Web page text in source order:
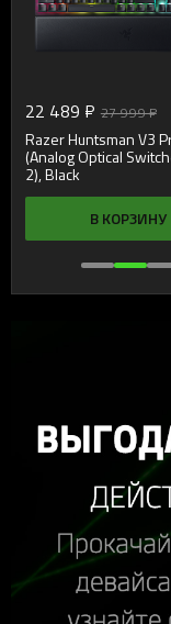
22 489 ₽ 27 999 ₽
Razer Huntsman V3
(Analog Optical
2), Black
В КОРЗИНУ